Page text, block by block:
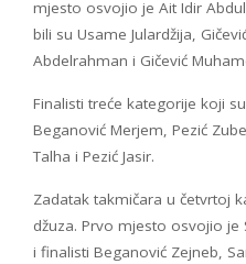
mjesto osvojio je Ait Idir
bili su Usame Julardžija,
Abdelrahman i Gičević
Finalisti treće kategorije koji
Beganović Merjem, Pezić
Talha i Pezić Jasir.
Zadatak takmičara u četvrtoj
džuza. Prvo mjesto osvojio
i finalisti Beganović Zejneb,